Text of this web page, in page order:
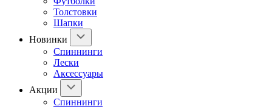
Толстовки
Шапки
Новинки
Спиннинги
Лески
Аксессуары
Акции
Спиннинги